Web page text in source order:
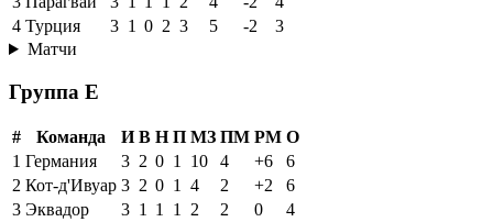
4 Турция 3 1 0 2 3 5 -2
3
Матчи
Группа E
# Команда И В Н П МЗ ПМ РМ О
1 Германия 3 2 0 1 10 4 +6
6
2 Кот-д'Ивуар 3 2 0 1 4 2 +2
6
3 Эквадор 3 1 1 1 2 2 0
4